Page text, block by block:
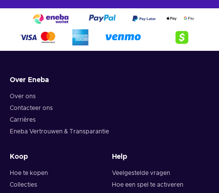
Over Eneba
Over ons
Contacteer ons
Carrières
Eneba Vertrouwen & Transparantie
Koop
Hoe te kopen
Collecties
Help
Veelgestelde vragen
Hoe een spel te activeren